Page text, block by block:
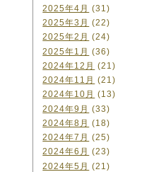
2025年4月 (31)
2025年3月 (22)
2025年2月 (24)
2025年1月 (36)
2024年12月 (21)
2024年11月 (21)
2024年10月 (13)
2024年9月 (33)
2024年8月 (18)
2024年7月 (25)
2024年6月 (23)
2024年5月 (21)